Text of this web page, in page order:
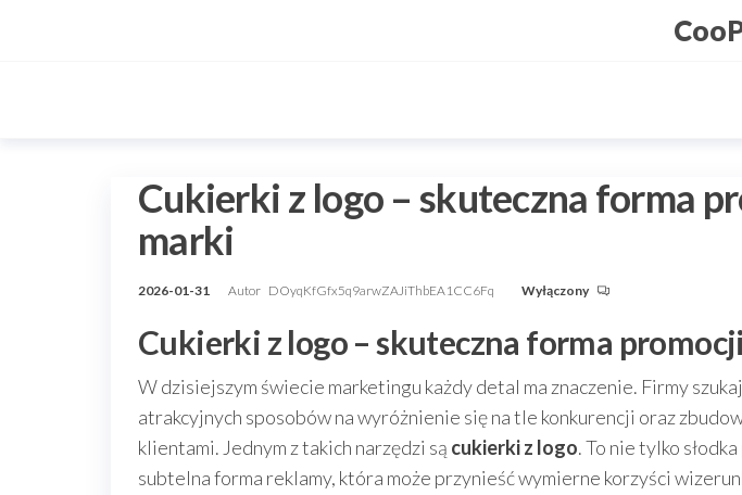
Cukierki z logo – skuteczna forma
marki
2026-01-31 Autor DOyqKfGfx5q9arwZAJiThbEA1CC6Fq Wyłączony
Cukierki z logo – skuteczna forma
W dzisiejszym świecie marketingu każdy detal ma znaczenie. Firmy
atrakcyjnych sposobów na wyróżnienie się na tle konkurencji oraz
klientami. Jednym z takich narzędzi są cukierki z logo. To nie tylko
subtelna forma reklamy, która może przynieść wymierne korzyści